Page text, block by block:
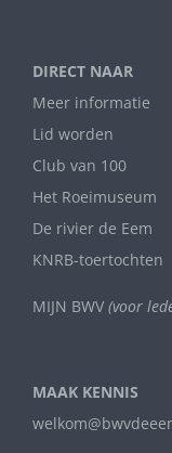
DIRECT NAAR
Meer informatie
Lid worden
Club van 100
Het Roeimuseum
De rivier de Eem
KNRB-toertochten
MIJN BWV (voor
MAAK KENNIS